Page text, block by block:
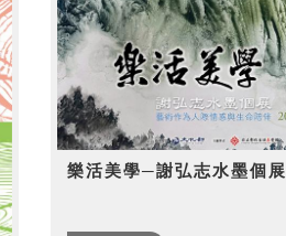
樂活美學─謝弘志水墨個展